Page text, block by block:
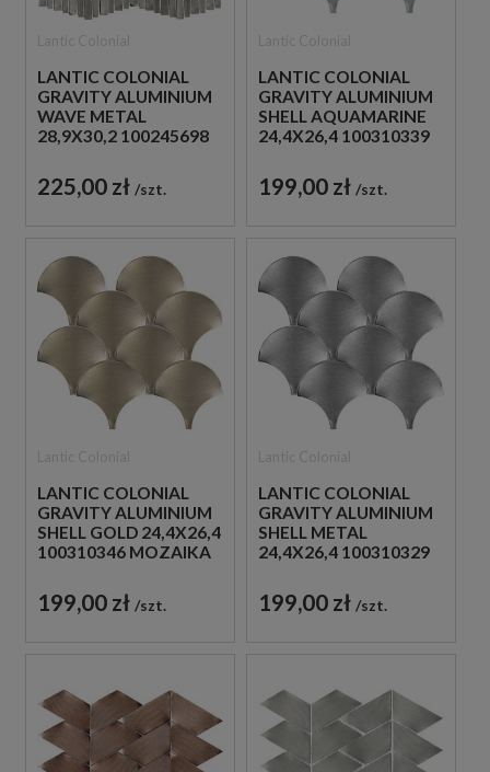
LANTIC COLONIAL
GRAVITY ALUMINIUM
WAVE METAL
28,9X30,2 100245698
DEKORACYJNA
METALOWA
225,00 zł szt.
LANTIC COLONIAL
GRAVITY ALUMINIUM
SHELL AQUAMARINE
24,4X26,4 100310339
DEKORACYJNA
METALOWA
199,00 zł szt.
LANTIC COLONIAL
GRAVITY ALUMINIUM
SHELL GOLD 24,4X26,4
100310346 MOZAIKA
METALOWA
199,00 zł szt.
LANTIC COLONIAL
GRAVITY ALUMINIUM
SHELL METAL
24,4X26,4 100310329
DEKORACYJNA
METALOWA
199,00 zł szt.